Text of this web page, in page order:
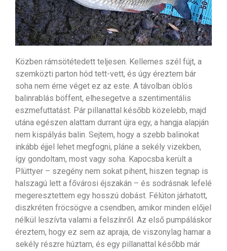
Közben rámsötétedett teljesen. Kellemes szél fújt, a
szemközti parton hód tett-vett, és úgy éreztem bár
soha nem érne véget ez az este. A távolban öblös
balinrablás böffent, elhesegetve a szentimentális
eszmefuttatást. Pár pillanattal később közelebb, majd
utána egészen alattam durrant újra egy, a hangja alapján
nem kispályás balin. Sejtem, hogy a szebb balinokat
inkább éjjel lehet megfogni, pláne a sekély vizekben,
így gondoltam, most vagy soha. Kapocsba került a
Plüttyer – szegény nem sokat pihent, hiszen tegnap is
halszagú lett a fővárosi éjszakán – és sodrásnak lefelé
megeresztettem egy hosszú dobást. Félúton járhatott,
diszkréten fröcsögve a csendben, amikor minden előjel
nélkül leszívta valami a felszínről. Az első pumpáláskor
éreztem, hogy ez sem az apraja, de viszonylag hamar a
sekély részre húztam, és egy pillanattal később már